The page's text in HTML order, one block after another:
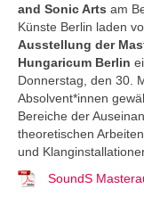
and Sonic Arts am
Künste Berlin laden
Ausstellung der
Hungaricum Berlin
Donnerstag, den 30.
Absolvent*innen
Bereiche der
theoretischen
und
SoundS